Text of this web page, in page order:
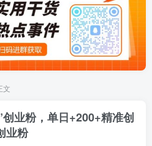
文
业粉，单日+200+精准创
业粉